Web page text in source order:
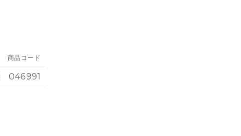
商品コード
046991